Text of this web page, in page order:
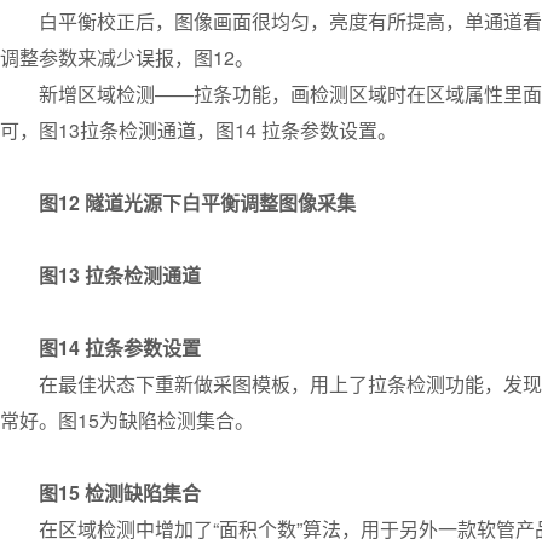
白平衡校正后，图像画面很均匀，亮度有所提高，单通道
调整参数来减少误报，图12。
新增区域检测——拉条功能，画检测区域时在区域属性里面
可，图13拉条检测通道，图14 拉条参数设置。
图12 隧道光源下白平衡调整图像采集
图13 拉条检测通道
图14 拉条参数设置
在最佳状态下重新做采图模板，用上了拉条检测功能，发
常好。图15为缺陷检测集合。
图15 检测缺陷集合
在区域检测中增加了“面积个数”算法，用于另外一款软管